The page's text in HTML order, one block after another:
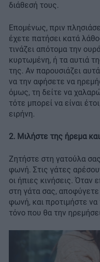
διάθεσή τους.
Επομένως, πριν
έχετε πατήσει κατά
τινάζει απότομα την
κυρτωμένη, ή τα αυτιά
της. Αν παρουσιάζει
να την αφήσετε να
όμως, τη δείτε να
τότε μπορεί να είναι
ειρήνη.
2. Μιλήστε της ήρεμα
Ζητήστε στη γατούλα
φωνή. Στις γάτες
οι ήπιες κινήσεις. Όταν
στη γάτα σας,
φωνή, και προτιμήστε
τόνο που θα την